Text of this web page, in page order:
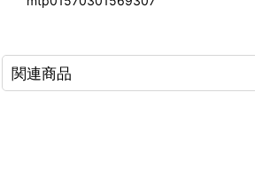
関連商品